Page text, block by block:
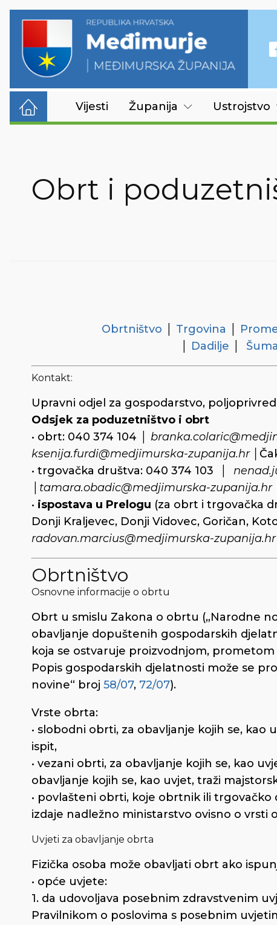
Vijesti Županija Ustrojstvo
Obrt i
Obrtništvo Trgovina
Dadilje
Kontakt:
Upravni odjel za gospodarstvo,
Odsjek za poduzetništvo i obrt
• obrt: 040 374 104 │
ksenija.furdi@medjimurska-zupanija.hr │
• trgovačka društva: 040 374 103 │
tamara.obadic@medjimurska-zupanija.hr │
• ispostava u Prelogu (za obrt i trgovačka
Donji Kraljevec, Donji Vidovec, Goričan,
radovan.marcius@medjimurska-zupanija.hr
Obrtništvo
Osnovne informacije o obrtu
Obrt u smislu Zakona o obrtu („Narodne
obavljanje dopuštenih gospodarskih
koja se ostvaruje proizvodnjom,
Popis gospodarskih djelatnosti može se
novine“ broj 58/07, 72/07).
Vrste obrta:
• slobodni obrti, za obavljanje kojih se,
ispit,
• vezani obrti, za obavljanje kojih se, kao
obavljanje kojih se, kao uvjet, traži
• povlašteni obrti, koje obrtnik ili
izdaje nadležno ministarstvo ovisno o vrsti
Uvjeti za obavljanje obrta
Fizička osoba može obavljati obrt ako
• opće uvjete:
1. da udovoljava posebnim zdravstvenim
Pravilnikom o poslovima s posebnim